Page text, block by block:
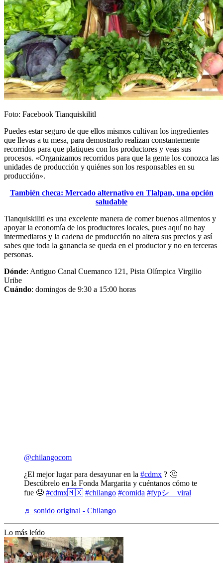
Foto: Facebook Tianquiskilitl
Puedes estar seguro de que ellos mismos cultivan los ingredientes
que llevas a tu mesa, para demostrarlo realizan constantemente
recorridos para que platiques con los productores y veas sus
procesos. «Organizamos recorridos para que la gente los conozca las
unidades de producción y quiénes son los responsables en su
producción».
También checa: Mercado alternativo en Tlalpan, una opción
saludable
Tianquiskilitl es una excelente manera de comer buenos alimentos y
apoyar la economía de los productores locales, pues aquí no hay
intermediaros y la cadena de producción no altera sus precios y así
sabes que toda la ganancia se queda en el productor y no en terceras
personas.
Dónde: Antiguo Canal Cuemanco 121, Pista Olímpica Virgilio
Uribe
Cuándo: domingos de 9:30 a 15:00 horas
@chilangocom
¿El mejor lugar para desayunar en la #cdmx ? 🤔
Descúbrelo en la Fonda Margarita y cuéntanos cómo te
fue 🤤 #cdmx🇲🇽 #chilango #comida #fypシ゚viral
♬ sonido original - Chilango
Lo más leído